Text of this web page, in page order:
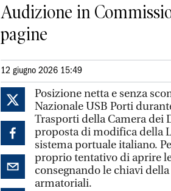
Audizione in
pagine
12 giugno 2026 15:49
Posizione netta e senza
Nazionale USB Porti
Trasporti della Camera dei
proposta di modifica della
sistema portuale italiano.
proprio tentativo di aprire
consegnando le chiavi
armatoriali.